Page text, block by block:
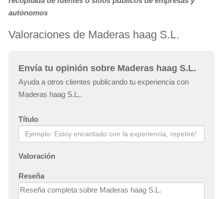
autónomos
Valoraciones de Maderas haag S.L.
Envía tu opinión sobre Maderas haag S.L.
Ayuda a otros clientes publicando tu experiencia con
Maderas haag S.L..
Título
Valoración
Reseña